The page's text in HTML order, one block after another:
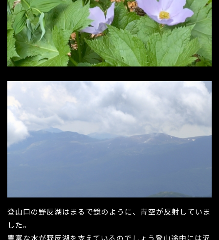
登山口の野反湖はまるで鏡のように、青空が反射していま
した。
豊富な水が野反湖を支えているのでしょう登山途中には沢